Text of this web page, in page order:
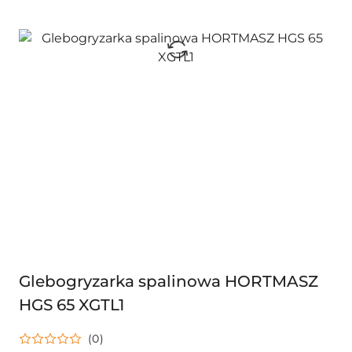
Glebogryzarka spalinowa HORTMASZ
HGS 65 XGTL1
(0)